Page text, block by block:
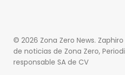
© 2026 Zona Zero News.
de noticias de Zona Zero,
responsable SA de CV